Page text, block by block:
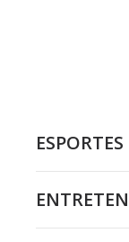
ESPORTES